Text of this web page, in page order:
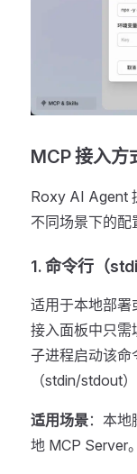
MCP 接入方
Roxy AI Agent
不同场景下的配
1. 命令行（
适用于本地部署
接入面板中只需
子进程启动该命
（stdin/stdout
适用场景：本
地 MCP Server。